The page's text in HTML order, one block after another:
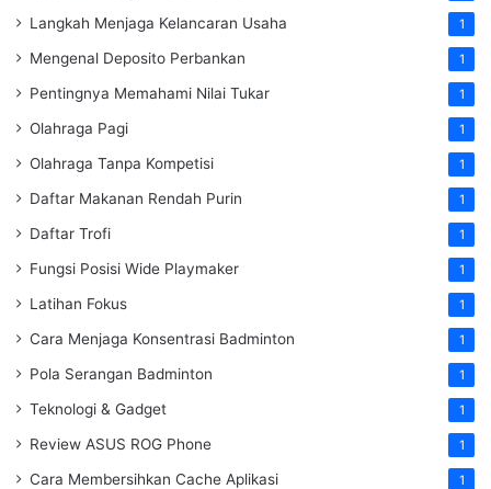
Langkah Menjaga Kelancaran Usaha 1
Mengenal Deposito Perbankan 1
Pentingnya Memahami Nilai Tukar 1
Olahraga Pagi 1
Olahraga Tanpa Kompetisi 1
Daftar Makanan Rendah Purin 1
Daftar Trofi 1
Fungsi Posisi Wide Playmaker 1
Latihan Fokus 1
Cara Menjaga Konsentrasi Badminton 1
Pola Serangan Badminton 1
Teknologi & Gadget 1
Review ASUS ROG Phone 1
Cara Membersihkan Cache Aplikasi 1